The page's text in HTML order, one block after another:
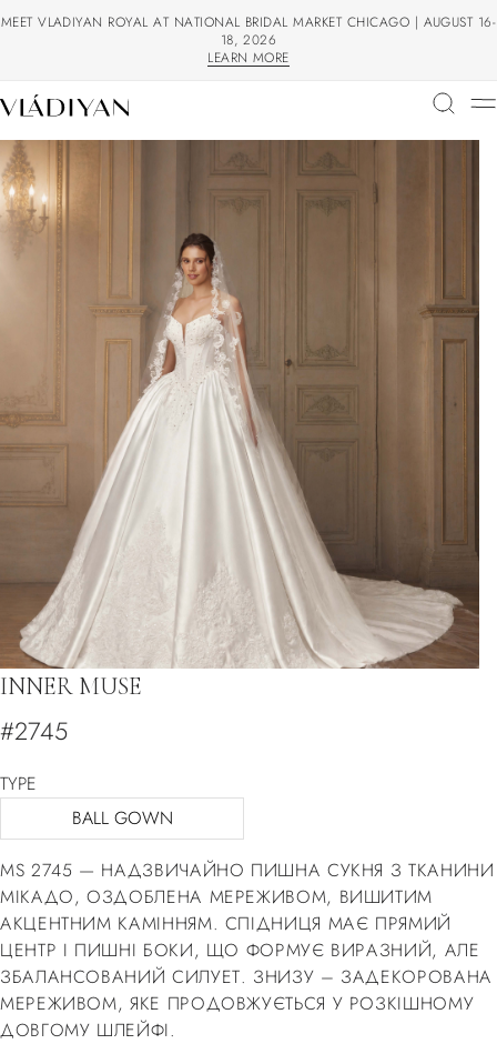
MEET VLADIYAN ROYAL AT NATIONAL BRIDAL MARKET CHICAGO | AUGUST 16-
18, 2026
LEARN MORE
INNER MUSE
#2745
TYPE
BALL GOWN
MS 2745 — НАДЗВИЧАЙНО ПИШНА СУКНЯ З ТКАНИНИ
МІКАДО, ОЗДОБЛЕНА МЕРЕЖИВОМ, ВИШИТИМ
АКЦЕНТНИМ КАМІННЯМ. СПІДНИЦЯ МАЄ ПРЯМИЙ
ЦЕНТР І ПИШНІ БОКИ, ЩО ФОРМУЄ ВИРАЗНИЙ, АЛЕ
ЗБАЛАНСОВАНИЙ СИЛУЕТ. ЗНИЗУ – ЗАДЕКОРОВАНА
МЕРЕЖИВОМ, ЯКЕ ПРОДОВЖУЄТЬСЯ У РОЗКІШНОМУ
ДОВГОМУ ШЛЕЙФІ.